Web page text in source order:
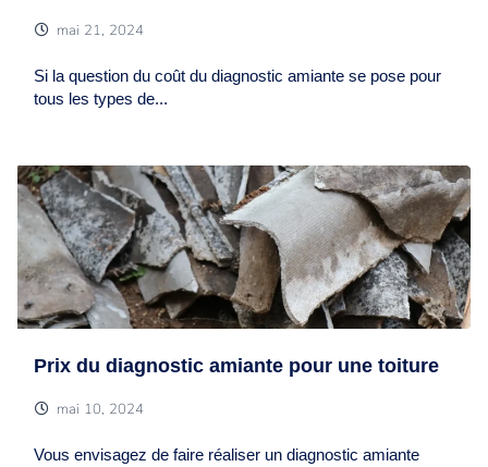
mai 21, 2024
Si la question du coût du diagnostic amiante se pose pour
tous les types de...
Prix du diagnostic amiante pour une toiture
mai 10, 2024
Vous envisagez de faire réaliser un diagnostic amiante